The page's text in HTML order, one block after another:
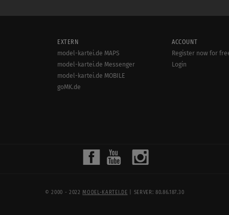
EXTERN
model-kartei.de MAPS
model-kartei.de Messenger
model-kartei.de MOBILE
goMK.de
ACCOUNT
Register now for
Login
© 2000 - 2022MODEL-KARTEI.DE | SERVER: 80.86.187.30